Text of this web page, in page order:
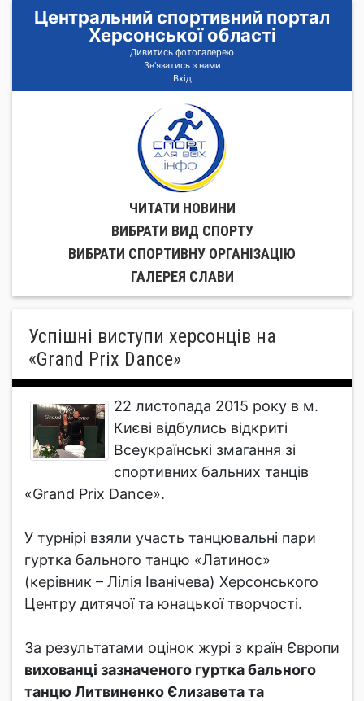
Центральний спортивний портал
Херсонської області
Дивитись фотогалерею
Зв'язатись з нами
Вхід
ЧИТАТИ НОВИНИ
ВИБРАТИ ВИД СПОРТУ
ВИБРАТИ СПОРТИВНУ ОРГАНIЗАЦIЮ
ГАЛЕРЕЯ СЛАВИ
Успішні виступи херсонців на
«Grand Prix Dance»
22 листопада 2015 року в м.
Києві відбулись відкриті
Всеукраїнські змагання зі
спортивних бальних танців
«Grand Prix Dance».
У турнірі взяли участь танцювальні пари
гуртка бального танцю «Латинос»
(керівник – Лілія Іванічева) Херсонського
Центру дитячої та юнацької творчості.
За результатами оцінок журі з країн Європи
вихованці зазначеного гуртка бального
танцю Литвиненко Єлизавета та